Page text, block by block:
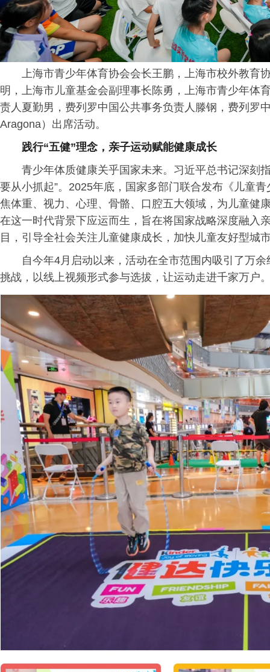
上海市青少年体育协会会长王鹏，上海市校外教育
明，上海市儿童基金会副理事长陈勇，上海市青少年体
责人夏勤男，费列罗中国公共事务负责人滕钢，费列罗
Aragona）出席活动。
践行“五健”理念，亲子运动赋能健康成长
青少年体质健康关乎国家未来。 习 近平总书记深刻
要从小抓起”。2025年底，国家多部门联合发布《儿童
焦体重、视力、心理、骨骼、口腔五大领域，为儿童健
在这一时代背景下应运而生，旨在将国家战略深度融入
目，引导全社会关注儿童健康成长，加快儿童友好型城
自今年4月启动以来，活动在全市范围内吸引了万
挑战，以线上视频形式参与选拔，让运动走进千家万户